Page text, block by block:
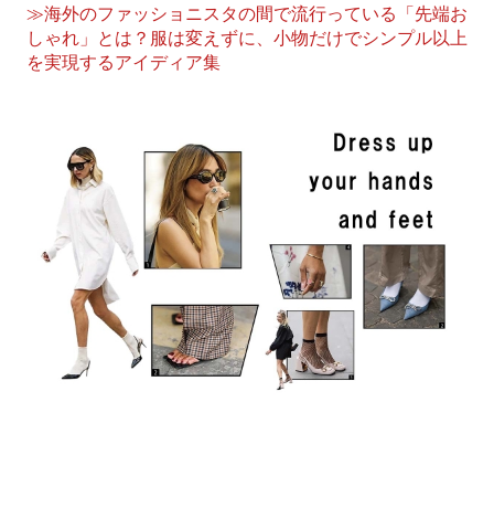
≫海外のファッショニスタの間で流行っている「先端お
しゃれ」とは？服は変えずに、小物だけでシンプル以上
を実現するアイディア集